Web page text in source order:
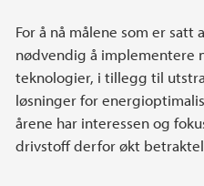
For å nå målene som er
nødvendig å implementere
teknologier, i tillegg til
løsninger for
årene har interessen og
drivstoff derfor økt